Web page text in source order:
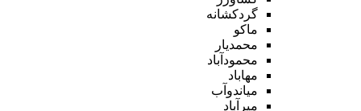
گردکشانه
ماکو
محمدیار
محمودآباد
مهاباد
میاندوآب
میرآباد